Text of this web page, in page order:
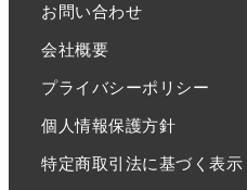
お問い合わせ
会社概要
プライバシーポリシー
個人情報保護方針
特定商取引法に基づく表示